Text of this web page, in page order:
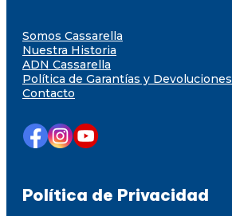
Somos Cassarella
Nuestra Historia
ADN Cassarella
Política de Garantías y Devoluciones
Contacto
Política de Privacidad